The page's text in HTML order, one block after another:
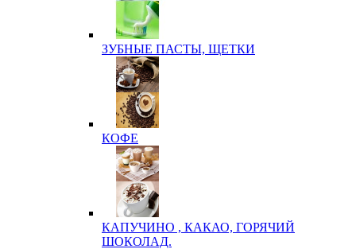
ЗУБНЫЕ ПАСТЫ, ЩЕТКИ
КОФЕ
КАПУЧИНО , КАКАО, ГОРЯЧИЙ
ШОКОЛАД.